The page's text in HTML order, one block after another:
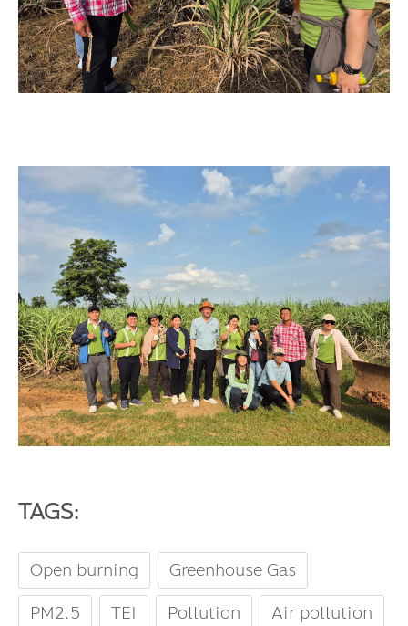
TAGS:
Open burning
Greenhouse Gas
PM2.5
TEI Pollution Air pollution